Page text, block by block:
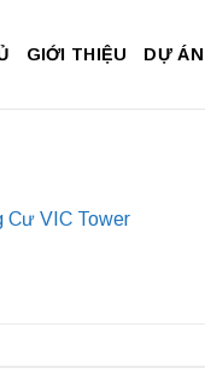
GIỚI THIỆU DỰ
Cư VIC Tower